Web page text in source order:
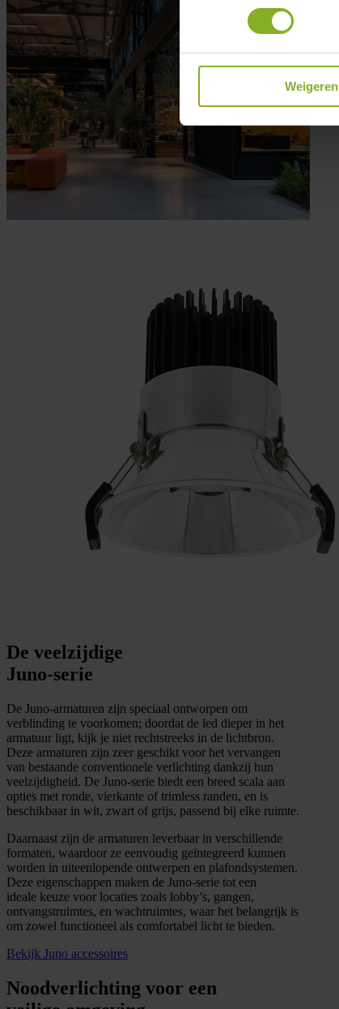
Weigeren
De veelzijdige
Juno-serie
De Juno-armaturen zijn speciaal ontworpen om
verblinding te voorkomen; doordat de led dieper in het
armatuur ligt, kijk je niet rechtstreeks in de lichtbron.
Deze armaturen zijn zeer geschikt voor het vervangen
van bestaande conventionele verlichting dankzij hun
veelzijdigheid. De Juno-serie biedt een breed scala aan
opties met ronde, vierkante of trimless randen, en is
beschikbaar in wit, zwart of grijs, passend bij elke ruimte.
Daarnaast zijn de armaturen leverbaar in verschillende
formaten, waardoor ze eenvoudig geïntegreerd kunnen
worden in uiteenlopende ontwerpen en plafondsystemen.
Deze eigenschappen maken de Juno-serie tot een
ideale keuze voor locaties zoals lobby’s, gangen,
ontvangstruimtes, en wachtruimtes, waar het belangrijk is
om zowel functioneel als comfortabel licht te bieden.
Bekijk Juno accessoires
Noodverlichting voor een